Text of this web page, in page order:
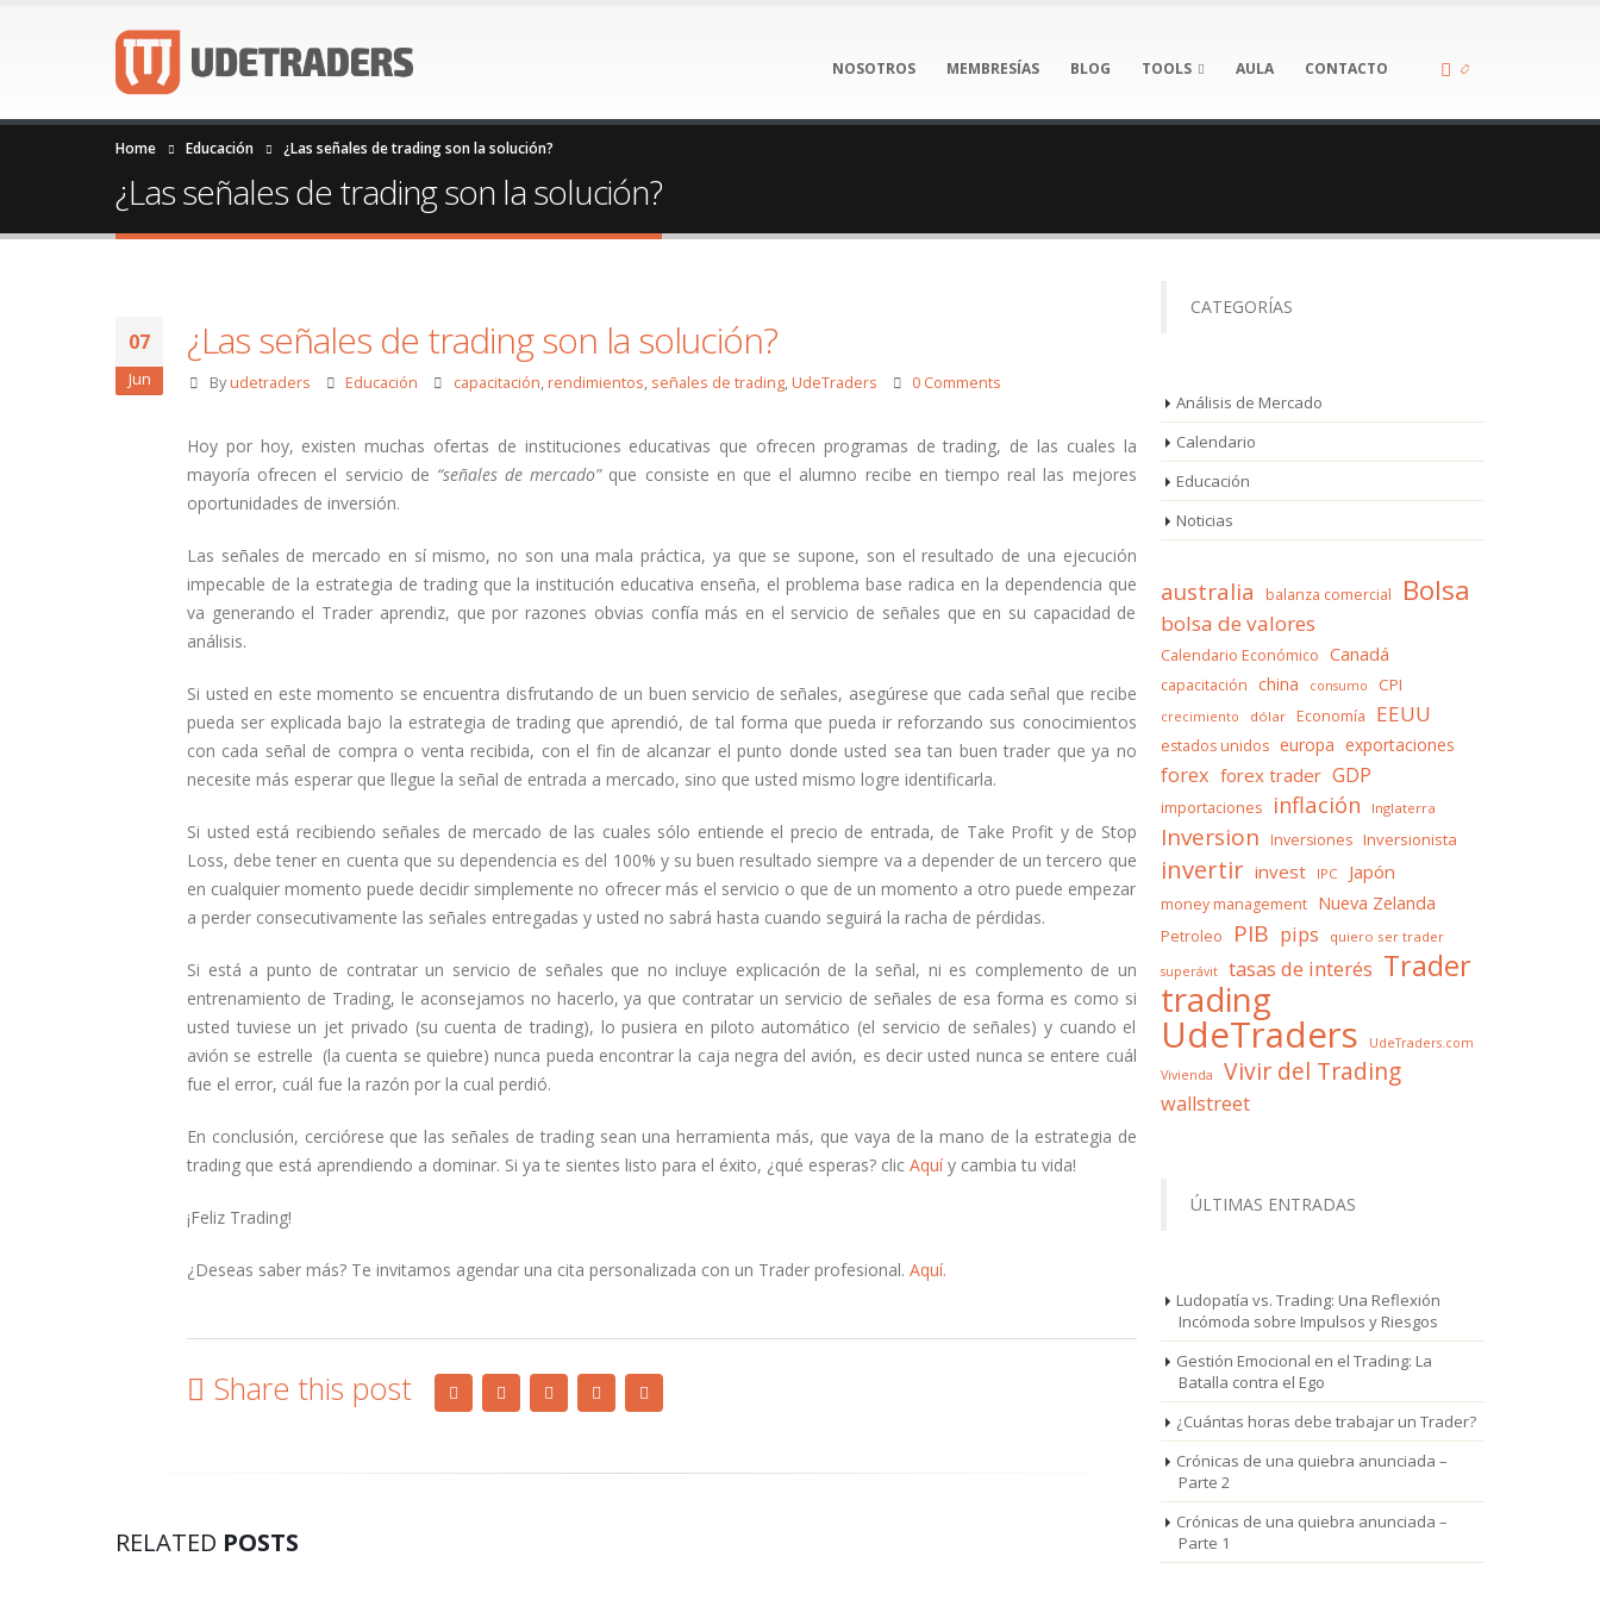
NOSOTROS MEMBRESÍAS BLOG TOOLS AULA CONTACTO
Home Educación ¿Las señales de trading son la solución?
¿Las señales de trading son la solución?
07
Jun
¿Las señales de trading son la solución?
Byudetraders Educación capacitación,rendimientos, señales de trading,UdeTraders 0 Comments
Hoy por hoy, existen muchas ofertas de instituciones educativas que ofrecen programas de trading, de las cuales la
mayoría ofrecen el servicio de “señales de mercado”que consiste en que el alumno recibe en tiempo real las mejores
oportunidades de inversión.
Las señales de mercado en sí mismo, no son una mala práctica, ya que se supone, son el resultado de una ejecución
impecable de la estrategia de trading que la institución educativa enseña, el problema base radica en la dependencia que
va generando el Trader aprendiz, que por razones obvias confía más en el servicio de señales que en su capacidad de
análisis.
Si usted en este momento se encuentra disfrutando de un buen servicio de señales, asegúrese que cada señal que recibe
pueda ser explicada bajo la estrategia de trading que aprendió, de tal forma que pueda ir reforzando sus conocimientos
con cada señal de compra o venta recibida, con el fin de alcanzar el punto donde usted sea tan buen trader que ya no
necesite más esperar que llegue la señal de entrada a mercado, sino que usted mismo logre identificarla.
Si usted está recibiendo señales de mercado de las cuales sólo entiende el precio de entrada, de Take Profit y de Stop
Loss, debe tener en cuenta que su dependencia es del 100% y su buen resultado siempre va a depender de un tercero que
en cualquier momento puede decidir simplemente no ofrecer más el servicio o que de un momento a otro puede empezar
a perder consecutivamente las señales entregadas y usted no sabrá hasta cuando seguirá la racha de pérdidas.
Si está a punto de contratar un servicio de señales que no incluye explicación de la señal, ni es complemento de un
entrenamiento de Trading, le aconsejamos no hacerlo, ya que contratar un servicio de señales de esa forma es como si
usted tuviese un jet privado (su cuenta de trading), lo pusiera en piloto automático (el servicio de señales) y cuando el
avión se estrelle (la cuenta se quiebre) nunca pueda encontrar la caja negra del avión, es decir usted nunca se entere cuál
fue el error, cuál fue la razón por la cual perdió.
En conclusión, cerciórese que las señales de trading sean una herramienta más, que vaya de la mano de la estrategia de
trading que está aprendiendo a dominar. Si ya te sientes listo para el éxito, ¿qué esperas? clic Aquíy cambia tu vida!
¡Feliz Trading!
¿Deseas saber más? Te invitamos agendar una cita personalizada con un Trader profesional. Aquí.
Share this post
RELATED POSTS
CATEGORÍAS
Análisis de Mercado
Calendario
Educación
Noticias
australia balanza comercial Bolsa
bolsa de valores
Calendario Económico Canadá
capacitación china consumo CPI
crecimiento dólar Economía EEUU
estados unidos europa exportaciones
forex forex trader GDP
importaciones inflación Inglaterra
Inversion Inversiones Inversionista
invertir invest IPC Japón
money management Nueva Zelanda
Petroleo PIB pips quiero ser trader
superávit tasas de interés Trader
trading
UdeTraders
UdeTraders.com
Vivienda
Vivir del Trading
wallstreet
ÚLTIMAS ENTRADAS
Ludopatía vs. Trading: Una Reflexión
Incómoda sobre Impulsos y Riesgos
Gestión Emocional en el Trading: La
Batalla contra el Ego
¿Cuántas horas debe trabajar un Trader?
Crónicas de una quiebra anunciada –
Parte 2
Crónicas de una quiebra anunciada –
Parte 1